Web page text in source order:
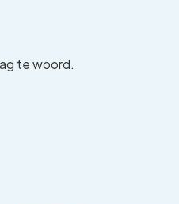
te woord.